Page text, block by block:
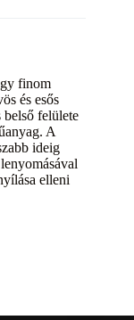
finom
és esős
felülete
A
ideig
elleni